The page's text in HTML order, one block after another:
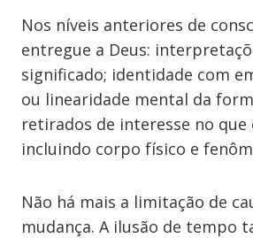
Nos níveis anteriores de
entregue a Deus:
significado; identidade com
ou linearidade mental da
retirados de interesse no
incluindo corpo físico e
Não há mais a limitação de
mudança. A ilusão de tempo